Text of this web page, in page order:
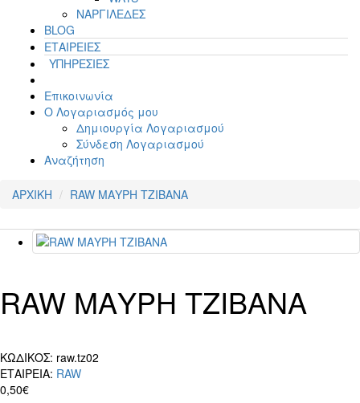
ΝΑΡΓΙΛΕΔΕΣ
BLOG
ΕΤΑΙΡΕΙΕΣ
ΥΠΗΡΕΣΙΕΣ
Επικοινωνία
Ο Λογαριασμός μου
Δημιουργία Λογαριασμού
Σύνδεση Λογαριασμού
Αναζήτηση
ΑΡΧΙΚΗ RAW ΜΑΥΡΗ ΤΖΙΒΑΝΑ
RAW ΜΑΥΡΗ ΤΖΙΒΑΝΑ
ΚΩΔΙΚΟΣ: raw.tz02
ΕΤΑΙΡΕΙΑ: RAW
0,50€